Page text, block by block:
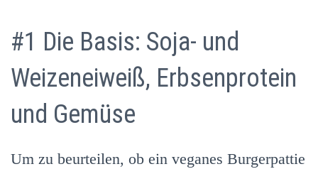
#1 Die Basis: Soja- und
Weizeneiweiß, Erbsenprotein
und Gemüse
Um zu beurteilen, ob ein veganes Burgerpattie